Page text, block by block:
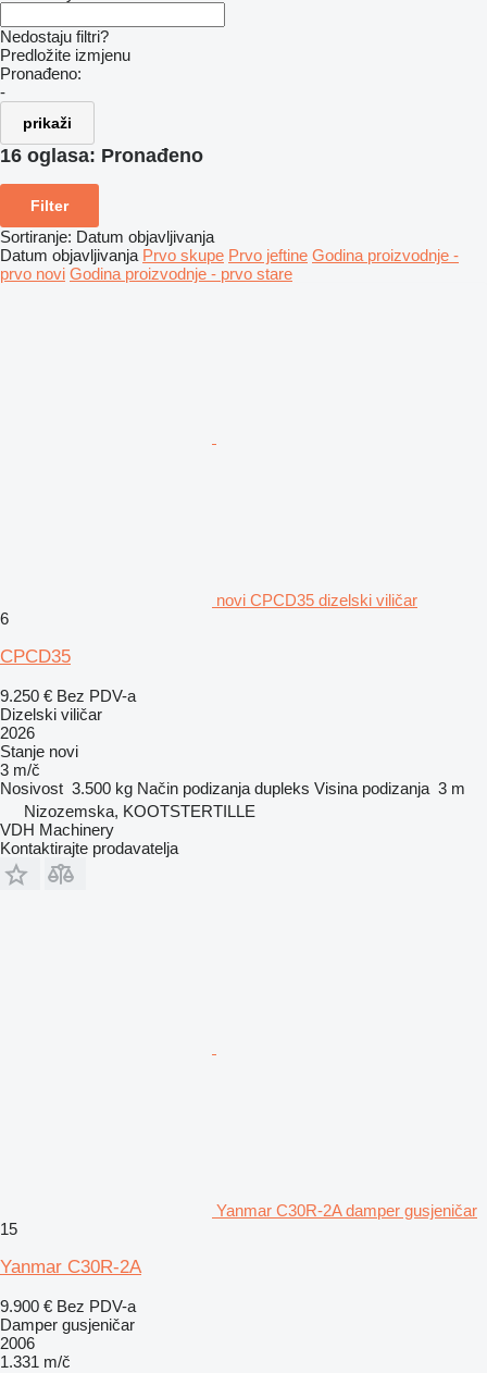
Nedostaju filtri?
Predložite izmjenu
Pronađeno:
-
prikaži
16 oglasa: Pronađeno
Filter
Sortiranje: Datum objavljivanja
Datum objavljivanja Prvo skupe Prvo jeftine Godina proizvodnje -
prvo novi Godina proizvodnje - prvo stare
novi CPCD35 dizelski viličar
6
CPCD35
9.250 € Bez PDV-a
Dizelski viličar
2026
Stanje novi
3 m/č
Nosivost 3.500 kg Način podizanja dupleks Visina podizanja 3 m
Nizozemska, KOOTSTERTILLE
VDH Machinery
Kontaktirajte prodavatelja
Yanmar C30R-2A damper gusjeničar
15
Yanmar C30R-2A
9.900 € Bez PDV-a
Damper gusjeničar
2006
1.331 m/č